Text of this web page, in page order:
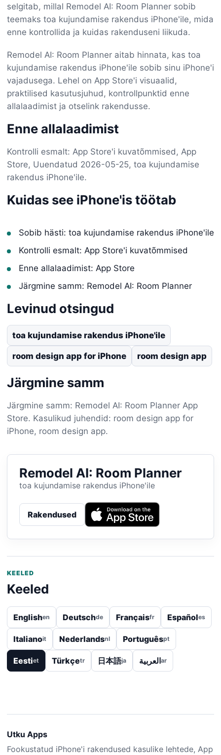
selgitab, millal Remodel AI: Room Planner sobib
teemaks toa kujundamise rakendus iPhone'ile, mida
enne kontrollida ja kuidas rakenduseni liikuda.
Remodel AI: Room Planner aitab hinnata, kas toa
kujundamise rakendus iPhone'ile sobib sinu iPhone'i
vajadusega. Lehel on App Store'i visuaalid,
praktilised kasutusjuhud, kontrollpunktid enne
allalaadimist ja otselink rakendusse.
Enne allalaadimist
Kontrolli esmalt: App Store'i kuvatõmmised, App
Store, Uuendatud 2026-05-25, toa kujundamise
rakendus iPhone'ile.
Kuidas see iPhone'is töötab
Sobib hästi: toa kujundamise rakendus iPhone'ile
Kontrolli esmalt: App Store'i kuvatõmmised
Enne allalaadimist: App Store
Järgmine samm: Remodel AI: Room Planner
Levinud otsingud
toa kujundamise rakendus iPhone'ile
room design app for iPhone room design app
Järgmine samm
Järgmine samm: Remodel AI: Room Planner App
Store. Kasulikud juhendid: room design app for
iPhone, room design app.
Remodel AI: Room Planner
toa kujundamise rakendus iPhone'ile
Rakendused
KEELED
Keeled
Englishen Deutschde Françaisfr Españoles
Italianoit Nederlandsnl Portuguêspt
Eestiet Türkçetr 日本語ja العربيةar
Utku Apps
Fookustatud iPhone'i rakendused kasulike lehtede, App